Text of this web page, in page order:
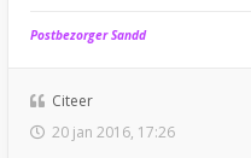
Postbezorger Sandd
Citeer
20 jan 2016, 17:26